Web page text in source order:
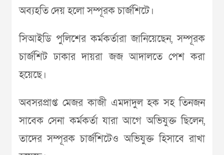
অব্যহতি দেয় হলো সম্পূরক চার্জশিটে।
সিআইডি পুলিশের কর্মকর্তারা জানিয়েছেন, সম্পূরক
চার্জশিট ঢাকার দায়রা জজ আদালতে পেশ করা
হয়েছে।
অবসরপ্রাপ্ত মেজর কাজী এমদাদুল হক সহ তিনজন
সাবেক সেনা কর্মকর্তা যারা আগে অভিযুক্ত ছিলেন,
তাদের সম্পূরক চার্জশিটেও অভিযুক্ত হিসাবে রাখা